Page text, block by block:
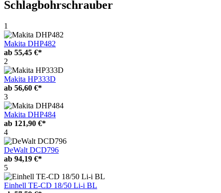
Schlagbohrschrauber
1
Makita DHP482
ab 55,45 €*
2
Makita HP333D
ab 56,60 €*
3
Makita DHP484
ab 121,90 €*
4
DeWalt DCD796
ab 94,19 €*
5
Einhell TE-CD 18/50 Li-i BL